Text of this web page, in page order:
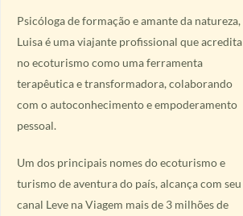
Psicóloga de formação e amante da natureza,
Luisa é uma viajante profissional que acredita
no ecoturismo como uma ferramenta
terapêutica e transformadora, colaborando
com o autoconhecimento e empoderamento
pessoal.
Um dos principais nomes do ecoturismo e
turismo de aventura do país, alcança com seu
canal Leve na Viagem mais de 3 milhões de